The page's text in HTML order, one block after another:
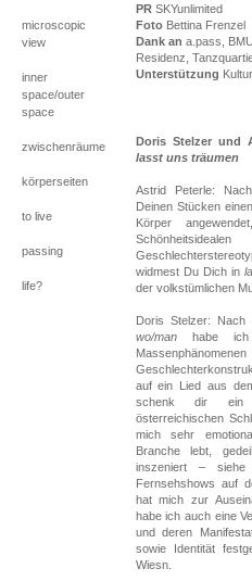
microscopic
view
inner
space/outer
space
zwischenräume
körperseiten
to live
passing
life?
PR SKYunlimited
FotoBettina Frenzel
Dank an a.pass,
Residenz,
Unterstützung
Doris Stelzer und
lasst uns träumen
Astrid Peterle:
Deinen Stücken
Körper
widmest Du Dich in
der volkstümlichen
Doris Stelzer:
wo/manhabe ich
auf ein Lied aus
schenk dir ein
österreichischen
mich sehr
Branche lebt,
inszeniert – siehe
Fernsehshows auf
hat mich zur
habe ich auch eine
und deren
sowie Identität
Wiesn.